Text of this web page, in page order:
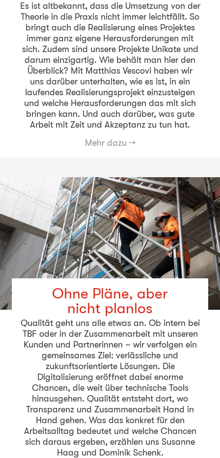
Es ist altbekannt, dass die Umsetzung von der
Theorie in die Praxis nicht immer leichtfällt. So
bringt auch die Realisierung eines Projektes
immer ganz eigene Herausforderungen mit
sich. Zudem sind unsere Projekte Unikate und
darum einzigartig. Wie behält man hier den
Überblick? Mit Matthias Vescovi haben wir
uns darüber unterhalten, wie es ist, in ein
laufendes Realisierungsprojekt einzusteigen
und welche Herausforderungen das mit sich
bringen kann. Und auch darüber, was gute
Arbeit mit Zeit und Akzeptanz zu tun hat.
Mehr dazu →
Ohne Pläne, aber
nicht planlos
Qualität geht uns alle etwas an. Ob intern bei
TBF oder in der Zusammenarbeit mit unseren
Kunden und Partnerinnen – wir verfolgen ein
gemeinsames Ziel: verlässliche und
zukunftsorientierte Lösungen. Die
Digitalisierung eröffnet dabei enorme
Chancen, die weit über technische Tools
hinausgehen. Qualität entsteht dort, wo
Transparenz und Zusammenarbeit Hand in
Hand gehen. Was das konkret für den
Arbeitsalltag bedeutet und welche Chancen
sich daraus ergeben, erzählen uns Susanne
Haag und Dominik Schenk.